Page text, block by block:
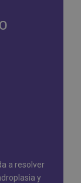
a resolver
y